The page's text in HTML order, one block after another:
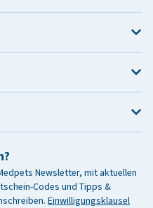
Newsletter, mit aktuellen
Codes und Tipps &
Einwilligungsklausel